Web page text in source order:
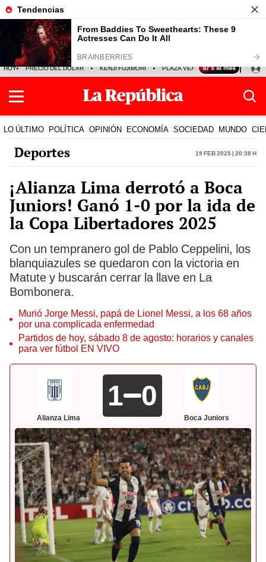
HOY PRECIO DEL DÓLAR KENJI FUJIMORI PLAZA VEA FERIADOS
LO ÚLTIMO POLÍTICA OPINIÓN ECONOMÍA SOCIEDAD MUNDO
Deportes 19 Feb 2025 | 20:38 h
¡Alianza Lima derrotó a Boca
Juniors! Ganó 1-0 por la ida de
la Copa Libertadores 2025
Con un tempranero gol de Pablo Ceppelini, los
blanquiazules se quedaron con la victoria en
Matute y buscarán cerrar la llave en La
Bombonera.
Murió Jorge Messi, papá de Lionel Messi, a los 68 años
por una complicada enfermedad
Partidos de hoy, sábado 8 de agosto: horarios y canales
para ver fútbol EN VIVO
Alianza Lima
1 0
Boca Juniors